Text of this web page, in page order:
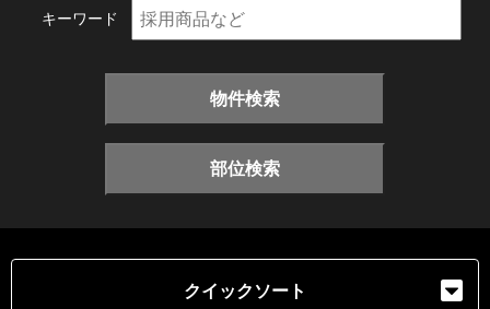
キーワード
物件検索
部位検索
クイックソート